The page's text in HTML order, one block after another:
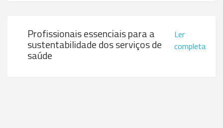
Profissionais essenciais para a
sustentabilidade dos serviços de
saúde
Ler
completa